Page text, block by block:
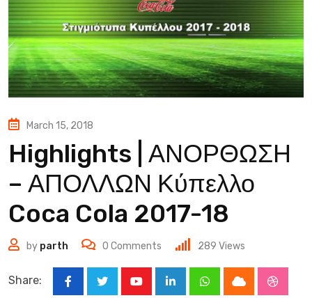
March 15, 2018
Highlights | ΑΝΟΡΘΩΣΗ
– ΑΠΟΛΛΩΝ Κύπελλο
Coca Cola 2017-18
by parth 0 Comments 289 Views
Share:
LinkedInWhatsappCloud